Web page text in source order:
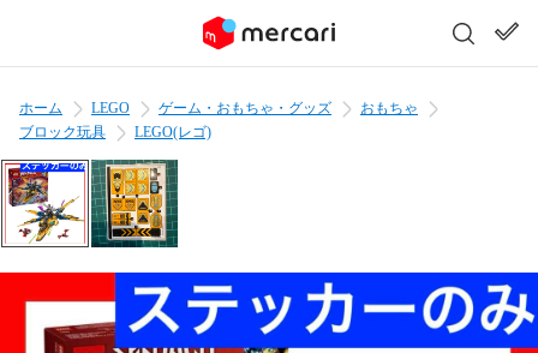
ホーム LEGO ゲーム・おもちゃ・グッズ
おもちゃ
ブロック玩具
LEGO(レゴ)